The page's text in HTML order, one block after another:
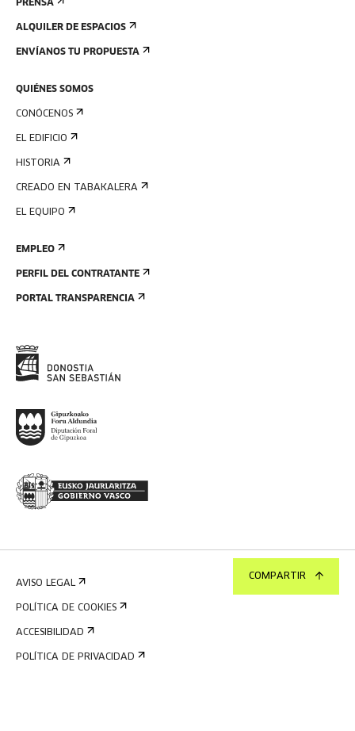
COMPARTIR
PRENSA
ALQUILER DE ESPACIOS
ENVÍANOS TU PROPUESTA
QUIÉNES SOMOS
CONÓCENOS
EL EDIFICIO
HISTORIA
CREADO EN TABAKALERA
EL EQUIPO
EMPLEO
PERFIL DEL CONTRATANTE
PORTAL TRANSPARENCIA
AVISO LEGAL
POLÍTICA DE COOKIES
ACCESIBILIDAD
POLÍTICA DE PRIVACIDAD